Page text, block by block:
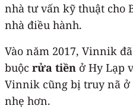
nhà tư vấn kỹ thuật cho
nhà điều hành.
Vào năm 2017, Vinnik
buộc rửa tiền ở Hy Lạp
Vinnik cũng bị truy nã ở
nhẹ hơn.